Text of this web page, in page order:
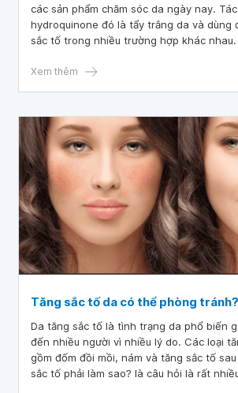
các sản phẩm chăm sóc da ngày nay.
hydroquinone đó là tẩy trắng da và dùng
sắc tố trong nhiều trường hợp khác nhau.
Xem thêm
Tăng sắc tố da có thể phòng tránh?
Da tăng sắc tố là tình trạng da phổ biến
đến nhiều người vì nhiều lý do. Các loại
gồm đốm đồi mồi, nám và tăng sắc tố
sắc tố phải làm sao? là câu hỏi là rất